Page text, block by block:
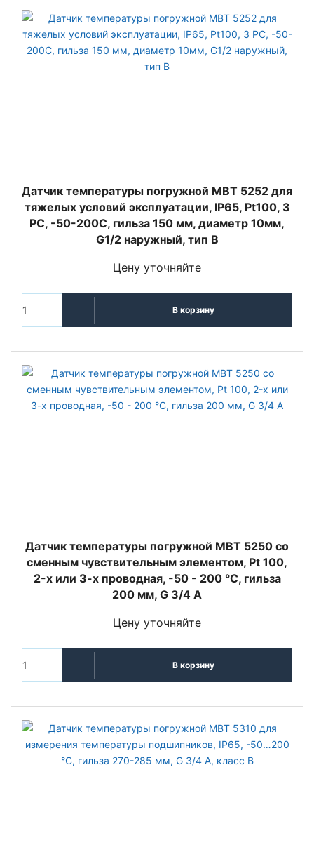
Датчик температуры погружной MBT 5252 для
тяжелых условий эксплуатации, IP65, Pt100, 3
РС, -50-200C, гильза 150 мм, диаметр 10мм,
G1/2 наружный, тип В
Цену уточняйте
В корзину
Датчик температуры погружной MBT 5250 со
сменным чувствительным элементом, Pt 100,
2-х или 3-х проводная, -50 - 200 °C, гильза
200 мм, G 3/4 A
Цену уточняйте
В корзину